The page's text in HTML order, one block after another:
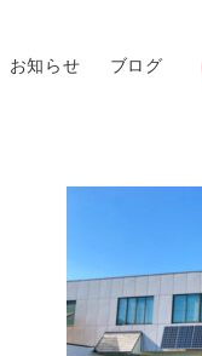
お知らせ ブログ